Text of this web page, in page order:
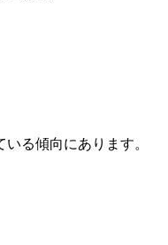
る傾向にあります。